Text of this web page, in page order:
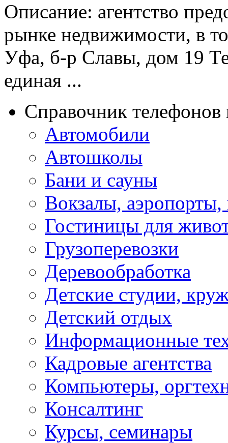
Описание: агентство
рынке недвижимости, в
Уфа, б-р Славы, дом 19
единая ...
Справочник
Автомобили
Автошколы
Бани и сауны
Вокзалы,
Гостиницы для
Грузоперевозки
Деревообработка
Детские студии,
Детский отдых
Информационные
Кадровые агентства
Компьютеры,
Консалтинг
Курсы, семинары